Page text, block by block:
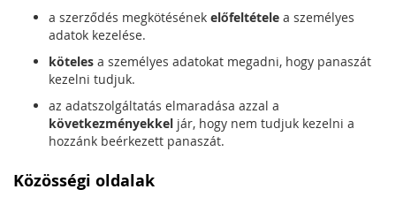
a szerződés megkötésének előfeltétele a személyes
adatok kezelése.
köteles a személyes adatokat megadni, hogy panaszát
kezelni tudjuk.
az adatszolgáltatás elmaradása azzal a
következményekkel jár, hogy nem tudjuk kezelni a
hozzánk beérkezett panaszát.
Közösségi oldalak